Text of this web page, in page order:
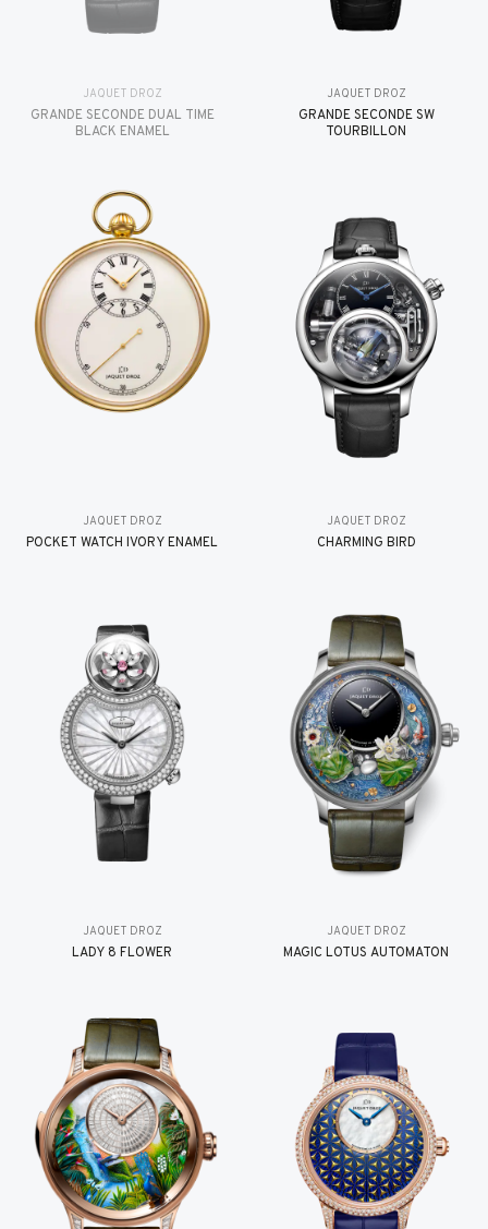
JAQUET DROZ
GRANDE SECONDE DUAL TIME
BLACK ENAMEL
JAQUET DROZ
GRANDE SECONDE SW
TOURBILLON
JAQUET DROZ
POCKET WATCH IVORY ENAMEL
JAQUET DROZ
CHARMING BIRD
JAQUET DROZ
LADY 8 FLOWER
JAQUET DROZ
MAGIC LOTUS AUTOMATON